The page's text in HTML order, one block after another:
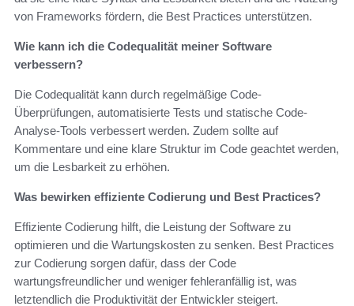
von Frameworks fördern, die Best Practices unterstützen.
Wie kann ich die Codequalität meiner Software
verbessern?
Die Codequalität kann durch regelmäßige Code-
Überprüfungen, automatisierte Tests und statische Code-
Analyse-Tools verbessert werden. Zudem sollte auf
Kommentare und eine klare Struktur im Code geachtet werden,
um die Lesbarkeit zu erhöhen.
Was bewirken effiziente Codierung und Best Practices?
Effiziente Codierung hilft, die Leistung der Software zu
optimieren und die Wartungskosten zu senken. Best Practices
zur Codierung sorgen dafür, dass der Code
wartungsfreundlicher und weniger fehleranfällig ist, was
letztendlich die Produktivität der Entwickler steigert.